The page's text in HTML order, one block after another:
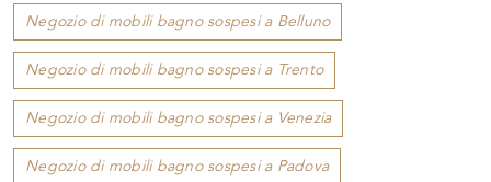
Negozio di mobili bagno sospesi a Belluno
Negozio di mobili bagno sospesi a Trento
Negozio di mobili bagno sospesi a Venezia
Negozio di mobili bagno sospesi a Padova